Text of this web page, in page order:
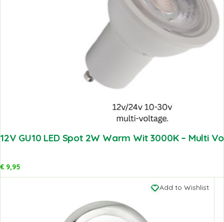
12V GU10 LED Spot 2W Warm Wit 3000K – Multi
€9,95
Add to Wishlist